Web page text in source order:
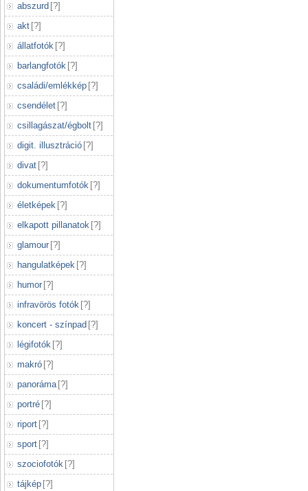
abszurd [?]
akt [?]
állatfotók [?]
barlangfotók [?]
családi/emlékkép [?]
csendélet [?]
csillagászat/égbolt [?]
digit. illusztráció [?]
divat [?]
dokumentumfotók [?]
életképek [?]
elkapott pillanatok [?]
glamour [?]
hangulatképek [?]
humor [?]
infravörös fotók [?]
koncert - színpad [?]
légifotók [?]
makró [?]
panoráma [?]
portré [?]
riport [?]
sport [?]
szociofotók [?]
tájkép [?]